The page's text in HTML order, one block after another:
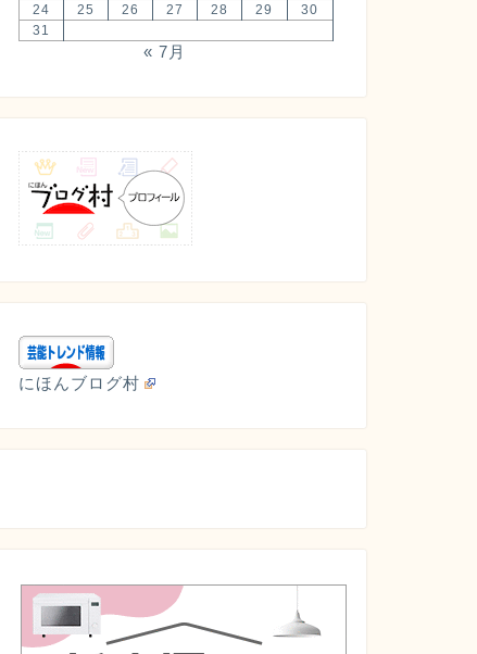
24
25 26 27 28 29
30
31
« 7月
にほんブログ村